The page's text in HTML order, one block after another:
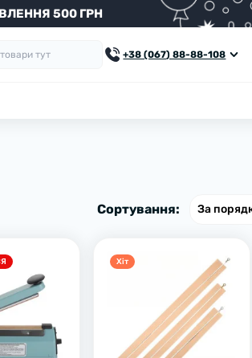
500 ГРН
+38 (067) 88-88-108
Сортування:
Хiт